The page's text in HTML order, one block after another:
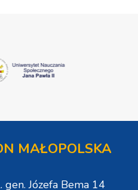
MAŁOPOLSKA
gen. Józefa Bema 14